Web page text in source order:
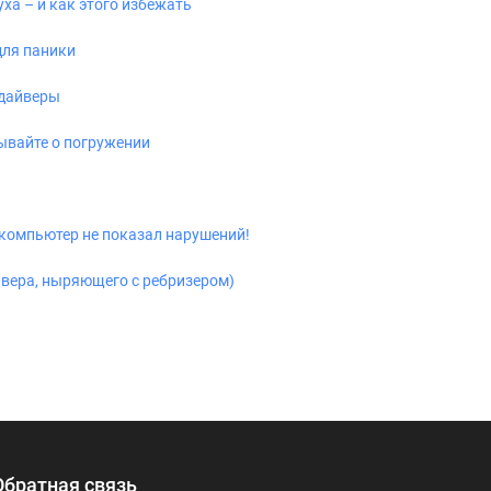
– и как этого избежать
паники
о погружении
не показал нарушений!
ныряющего с ребризером)
связь